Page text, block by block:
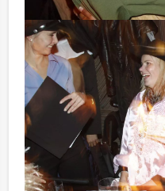
Optioneel:
Niet telkens uw knip
te rekenen? Voor €
het restaurant
gebruikmaken van het
onbeperkt kunt
en thee. En…zo komt u
verrassingen te staan!